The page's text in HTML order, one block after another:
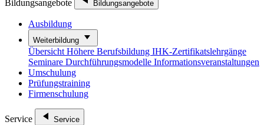
Bildungsangebote Bildungsangebote
Ausbildung
Weiterbildung
Übersicht Höhere Berufsbildung IHK-Zertifikatslehrgänge
Seminare Durchführungsmodelle Informationsveranstaltungen
Umschulung
Prüfungstraining
Firmenschulung
Service Service